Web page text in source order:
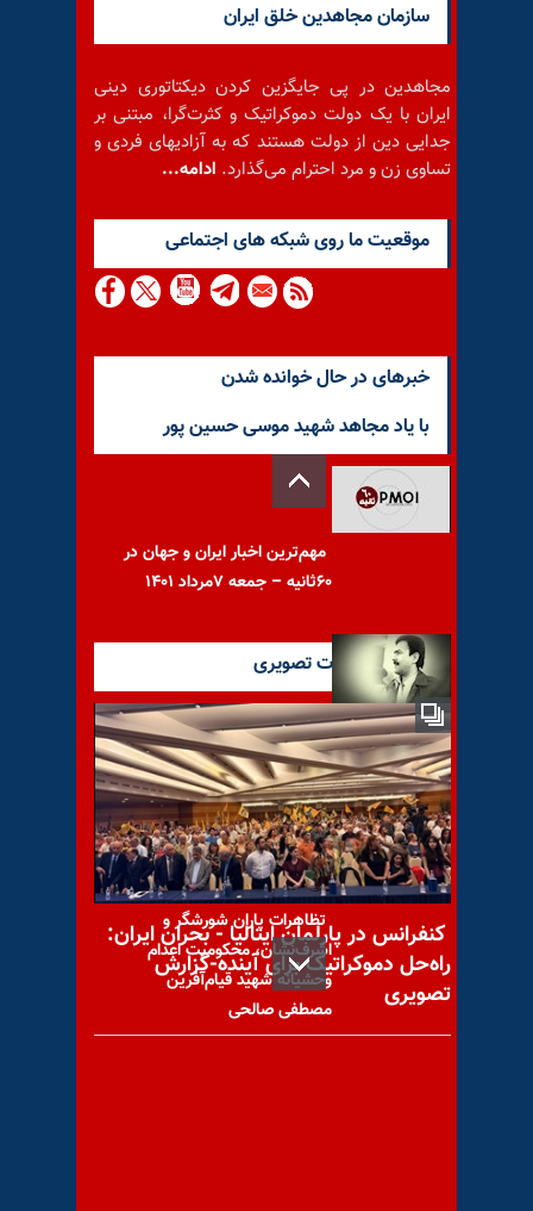
سازمان مجاهدین خلق ایران
مجاهدین در پی جایگزین کردن دیکتاتوری دینی
ایران با یک دولت دموکراتیک و کثرت‌گرا، مبتنی بر
جدایی دین از دولت هستند که به آزادیهای فردی و
تساوی زن و مرد احترام می‌گذارد. ادامه...
موقعيت ما روى شبكه هاى اجتماعى
خبرهای در حال خوانده شدن
با یاد مجاهد شهید موسی حسین پور
مهم‌ترین اخبار ایران و جهان در
۶۰ثانیه – جمعه ۷مرداد ۱۴۰۱
مسعود رجوی تجلی وحدت ملی
- نگاهی به کاندیداتوری مسعود
رجوی در
تظاهرات یاران شورشگر و
اشرف‌نشان، محکومیت اعدام
وحشیانه شهید قیام‌آفرین
مصطفی صالحی
آخرین گزارشات تصویری
کنفرانس در پارلمان ایتالیا - بحران ایران:
راه‌حل دموکراتیک برای آینده-گزارش
تصویری